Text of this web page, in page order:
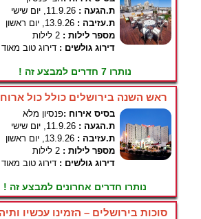
ת.הגעה : 11.9.26, יום שישי
ת.עזיבה : 13.9.26, יום ראשון
מספר לילות : 2 לילות
דירוג גולשים : דירוג טוב מאוד
נותרו 7 חדרים למבצע זה !
ראש השנה בירושלים כולל כול
בסיס אירוח :פנסיון מלא
ת.הגעה : 11.9.26, יום שישי
ת.עזיבה : 13.9.26, יום ראשון
מספר לילות : 2 לילות
דירוג גולשים : דירוג טוב מאוד
נותרו חדרים אחרונים למבצע זה !
סוכות בירושלים – הזמינו עכשיו